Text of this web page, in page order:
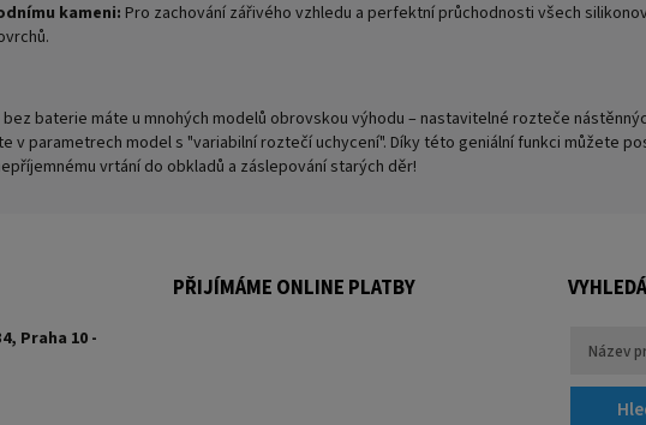
kameni: Pro zachování zářivého vzhledu a perfektní průchodnosti všech
baterie máte u mnohých modelů obrovskou výhodu – nastavitelné rozteče
v parametrech model s "variabilní roztečí uchycení". Díky této geniální funkci můžete
vrtání do obkladů a záslepování starých děr!
Praha 10 -
PŘIJÍMÁME ONLINE PLATBY